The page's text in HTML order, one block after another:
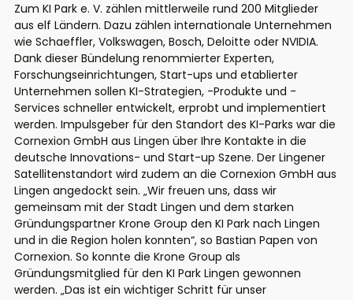
Zum KI Park e. V. zählen mittlerweile rund 200 Mitglieder
aus elf Ländern. Dazu zählen internationale Unternehmen
wie Schaeffler, Volkswagen, Bosch, Deloitte oder NVIDIA.
Dank dieser Bündelung renommierter Experten,
Forschungseinrichtungen, Start-ups und etablierter
Unternehmen sollen KI-Strategien, -Produkte und -
Services schneller entwickelt, erprobt und implementiert
werden. Impulsgeber für den Standort des KI-Parks war die
Cornexion GmbH aus Lingen über Ihre Kontakte in die
deutsche Innovations- und Start-up Szene. Der Lingener
Satellitenstandort wird zudem an die Cornexion GmbH aus
Lingen angedockt sein. „Wir freuen uns, dass wir
gemeinsam mit der Stadt Lingen und dem starken
Gründungspartner Krone Group den KI Park nach Lingen
und in die Region holen konnten“, so Bastian Papen von
Cornexion. So konnte die Krone Group als
Gründungsmitglied für den KI Park Lingen gewonnen
werden. „Das ist ein wichtiger Schritt für unser